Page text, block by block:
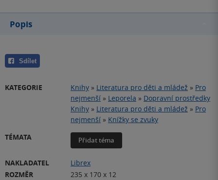
Popis
Sdílet
KATEGORIE Knihy » Literatura pro děti a mládež » Pro
nejmenší » Leporela » Dopravní prostředky
Knihy » Literatura pro děti a mládež » Pro
nejmenší » Knížky se zvuky
TÉMATA
Přidat téma
NAKLADATEL
Librex
ROZMĚR
235 x 170 x 12